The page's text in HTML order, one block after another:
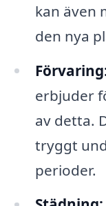
kan även
den nya
erbjuder
av detta.
tryggt
perioder.